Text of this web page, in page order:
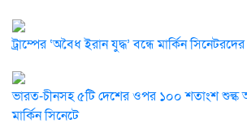
ট্রাম্পের ‘অবৈধ ইরান যুদ্ধ’ বন্ধে মার্কিন সিনেটরদের
ভারত-চীনসহ ৫টি দেশের ওপর ১০০ শতাংশ
মার্কিন সিনেটে